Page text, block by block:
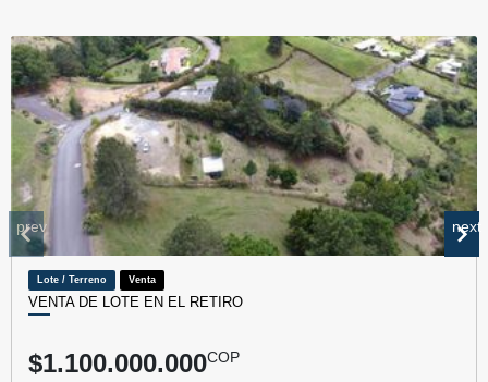
Lote / Terreno Venta
VENTA DE LOTE EN EL RETIRO
$1.100.000.000COP
prev next